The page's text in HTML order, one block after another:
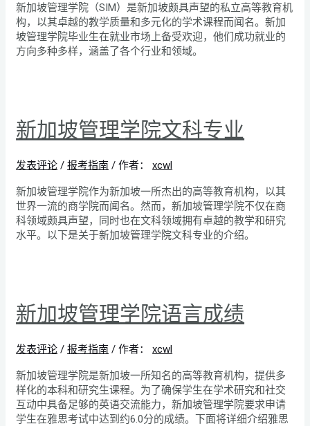
新加坡管理学院（SIM）是新加坡颇具声望的私立高等教育机
构，以其卓越的教学质量和多元化的学术课程而闻名。新加
坡管理学院毕业生在就业市场上备受欢迎，他们成功就业的
方向多种多样，涵盖了各个行业和领域。
新加坡管理学院文科专业
发表评论 /报考指南 / 作者： xcwl
新加坡管理学院作为新加坡一所杰出的高等教育机构，以其
世界一流的商学院而闻名。然而，新加坡管理学院不仅在商
科领域颇具声望，同时也在文科领域拥有卓越的教学和研究
水平。以下是关于新加坡管理学院文科专业的介绍。
新加坡管理学院语言成绩
发表评论 /报考指南 / 作者： xcwl
新加坡管理学院是新加坡一所知名的高等教育机构，提供多
样化的本科和研究生课程。为了确保学生在学术研究和社交
互动中具备足够的英语交流能力，新加坡管理学院要求申请
学生在雅思考试中达到约6.0分的成绩。下面将详细介绍雅思